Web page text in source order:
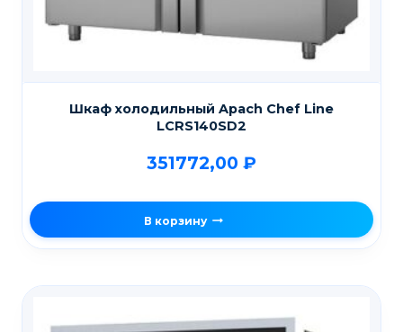
Шкаф холодильный Apach Chef Line
LCRS140SD2
351772,00 ₽
В корзину